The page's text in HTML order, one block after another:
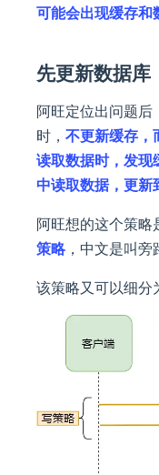
可能会出现缓存和
先更新数据库
阿旺定位出问题后
时， 不更新缓存，
读取数据时，发现
中读取数据，更新
阿旺想的这个策略
策略，中文是叫旁
该策略又可以细分